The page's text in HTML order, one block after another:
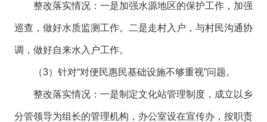
整改落实情况：一是加强水源地区的保护工作，加强
巡查，做好水质监测工作。二是走村入户，与村民沟通协
调，做好自来水入户工作。
（3）针对“对便民惠民基础设施不够重视”问题。
整改落实情况：一是制定文化站管理制度，成立以乡
分管领导为组长的管理机构，办公室设在宣传办，按职责